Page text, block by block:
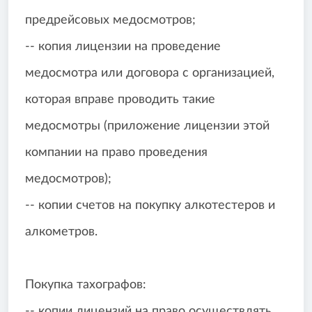
предрейсовых медосмотров;
-- копия лицензии на проведение
медосмотра или договора с организацией,
которая вправе проводить такие
медосмотры (приложение лицензии этой
компании на право проведения
медосмотров);
-- копии счетов на покупку алкотестеров и
алкометров.
Покупка тахографов: